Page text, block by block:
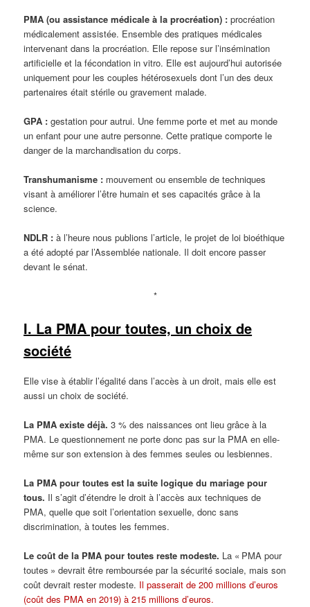
PMA (ou assistance médicale à la procréation) : procréation
médicalement assistée. Ensemble des pratiques médicales
intervenant dans la procréation. Elle repose sur l’insémination
artificielle et la fécondation in vitro. Elle est aujourd’hui autorisée
uniquement pour les couples hétérosexuels dont l’un des deux
partenaires était stérile ou gravement malade.
GPA : gestation pour autrui. Une femme porte et met au monde
un enfant pour une autre personne. Cette pratique comporte le
danger de la marchandisation du corps.
Transhumanisme : mouvement ou ensemble de techniques
visant à améliorer l’être humain et ses capacités grâce à la
science.
NDLR : à l’heure nous publions l’article, le projet de loi bioéthique
a été adopté par l’Assemblée nationale. Il doit encore passer
devant le sénat.
*
I. La PMA pour toutes, un choix de
société
Elle vise à établir l’égalité dans l’accès à un droit, mais elle est
aussi un choix de société.
La PMA existe déjà. 3 % des naissances ont lieu grâce à la
PMA. Le questionnement ne porte donc pas sur la PMA en elle-
même sur son extension à des femmes seules ou lesbiennes.
La PMA pour toutes est la suite logique du mariage pour
tous. Il s’agit d’étendre le droit à l’accès aux techniques de
PMA, quelle que soit l’orientation sexuelle, donc sans
discrimination, à toutes les femmes.
Le coût de la PMA pour toutes reste modeste. La « PMA pour
toutes » devrait être remboursée par la sécurité sociale, mais son
coût devrait rester modeste. Il passerait de 200 millions d’euros
(coût des PMA en 2019) à 215 millions d’euros.